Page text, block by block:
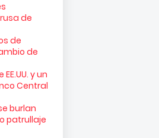
de
de
de
y un
Central
burlan
patrullaje